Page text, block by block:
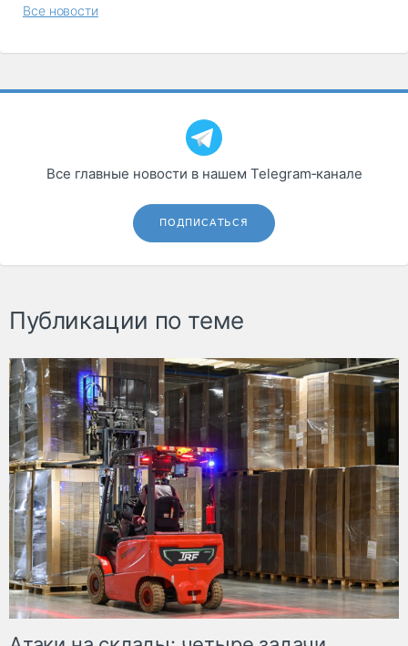
Все новости
Все главные новости в нашем Telegram‑канале
ПОДПИСАТЬСЯ
Публикации по теме